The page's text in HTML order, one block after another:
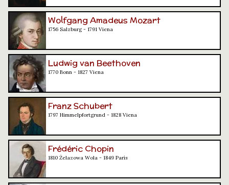
Wolfgang Amadeus Mozart
1756 Salzburg - 1791 Viena
Ludwig van Beethoven
1770 Bonn - 1827 Viena
Franz Schubert
1797 Himmelpfortgrund - 1828 Viena
Frédéric Chopin
1810 Żelazowa Wola - 1849 París